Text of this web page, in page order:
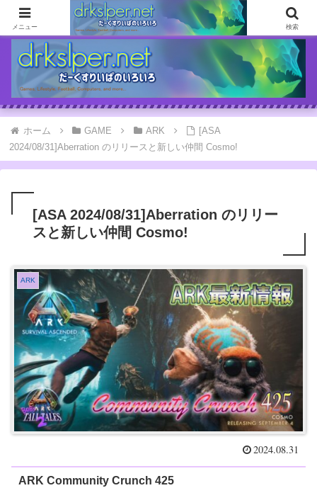
ゲームとか自分の体験談とか書いてます
ホーム GAME ARK
[ASA
2024/08/31]Aberration のリリースと新しい仲間 Cosmo!
[ASA 2024/08/31]Aberration のリリー
スと新しい仲間 Cosmo!
ARK
2024.08.31
ARK Community Crunch 425
メニュー 検索